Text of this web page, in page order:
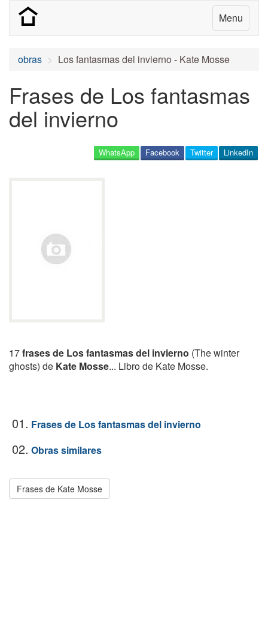
Menu
obras Los fantasmas del invierno - Kate Mosse
Frases de Los fantasmas
del invierno
LinkedIn
Twitter
Facebook
WhatsApp
17frases de Los fantasmas del invierno (The winter
ghosts) de Kate Mosse... Libro de Kate Mosse.
01. Frases de Los fantasmas del invierno
02. Obras similares
Frases de Kate Mosse